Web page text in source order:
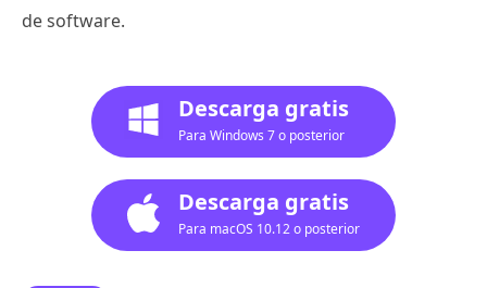
de software.
Descarga gratis
Para Windows 7 o posterior
Descarga gratis
Para macOS 10.12 o posterior